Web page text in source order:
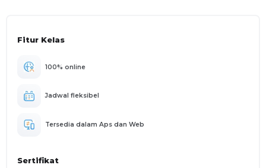
Fitur Kelas
100% online
Jadwal fleksibel
Tersedia dalam Aps dan Web
Sertifikat